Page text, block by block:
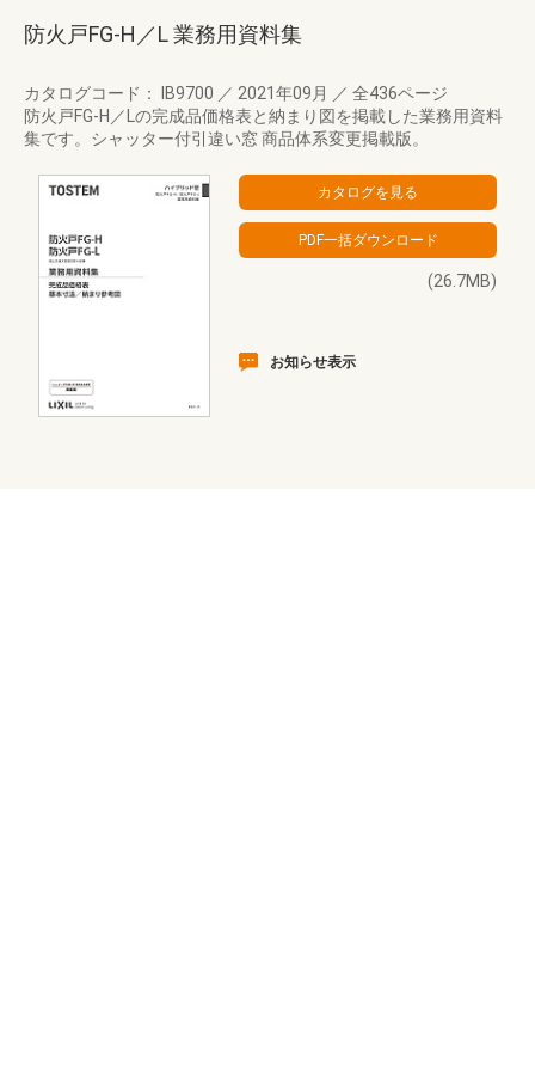
防火戸FG-H／L 業務用資料集
カタログコード： IB9700 ／ 2021年09月 ／ 全436ページ
防火戸FG-H／Lの完成品価格表と納まり図を掲載した業務用資料
集です。シャッター付引違い窓 商品体系変更掲載版。
(26.7MB)
お知らせ表示